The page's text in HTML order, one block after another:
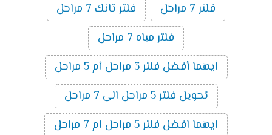
فلتر 7 مراحل
فلتر تانك 7 مراحل
فلتر مياه 7 مراحل
ايهما أفضل فلتر 3 مراحل أم 5 مراحل
تحويل فلتر 5 مراحل الى 7 مراحل
ايهما افضل فلتر 5 مراحل ام 7 مراحل